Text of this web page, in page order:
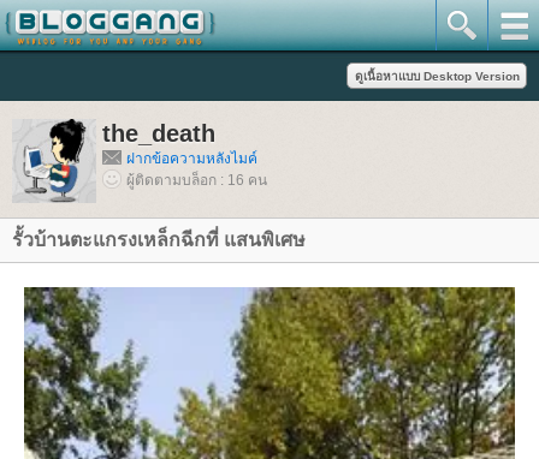
the_death
ฝากข้อความหลังไมค์
ผู้ติดตามบล็อก : 16 คน
รั้วบ้านตะแกรงเหล็กฉีกที่ แสนพิเศษ